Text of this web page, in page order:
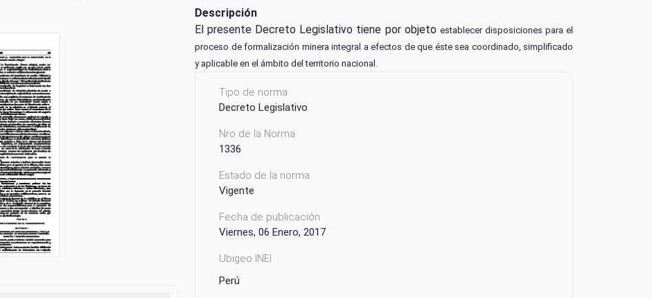
Descripción
El presente Decreto Legislativo tiene por objeto establecer disposiciones para el
proceso de formalización minera integral a efectos de que éste sea coordinado, simplificado
y aplicable en el ámbito del territorio nacional.
Tipo de norma
Decreto Legislativo
Nro de la Norma
1336
Estado de la norma
Vigente
Fecha de publicación
Viernes, 06 Enero, 2017
Ubigeo INEI
Perú